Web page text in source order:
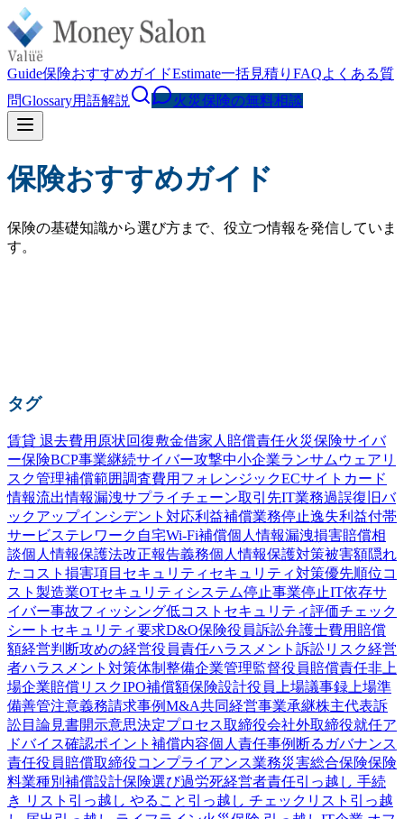
Guide保険おすすめガイドEstimate一括見積り FAQよくある質
問Glossary用語解説 火災保険の無料相談
保険おすすめガイド
保険の基礎知識から選び方まで、役立つ情報を発信していま
す。
タグ
賃貸 退去費用 原状回復敷金借家人賠償責任火災保険サイバ
ー保険BCP事業継続サイバー攻撃中小企業ランサムウェア リ
スク管理補償範囲調査費用 フォレンジックECサイト カード
情報流出情報漏洩サプライチェーン取引先IT業務過誤復旧バ
ックアップインシデント対応利益補償業務停止逸失利益付帯
サービステレワーク 自宅Wi-Fi補償個人情報漏洩損害賠償相
談個人情報保護法改正報告義務個人情報保護対策被害額隠れ
たコスト 損害項目 セキュリティ セキュリティ対策優先順位コ
スト 製造業OTセキュリティ システム停止事業停止IT依存サ
イバー事故フィッシング低コスト セキュリティ評価チェック
シート セキュリティ要求D&O保険役員訴訟弁護士費用 賠償
額経営判断攻めの経営役員責任ハラスメント 訴訟リスク経営
者ハラスメント対策体制整備企業管理監督役員賠償責任非上
場企業賠償リスクIPO補償額保険設計役員 上場議事録 上場準
備善管注意義務請求事例M&A共同経営事業承継株主代表訴
訟目論見書開示意思決定プロセス取締役会社外取締役就任ア
ドバイス確認ポイント 補償内容個人責任事例 断る ガバナンス
責任役員賠償取締役コンプライアンス業務災害総合保険保険
料業種別 補償設計保険選び過労死経営者責任引っ越し 手続
き リスト 引っ越し やること 引っ越し チェックリスト 引っ越